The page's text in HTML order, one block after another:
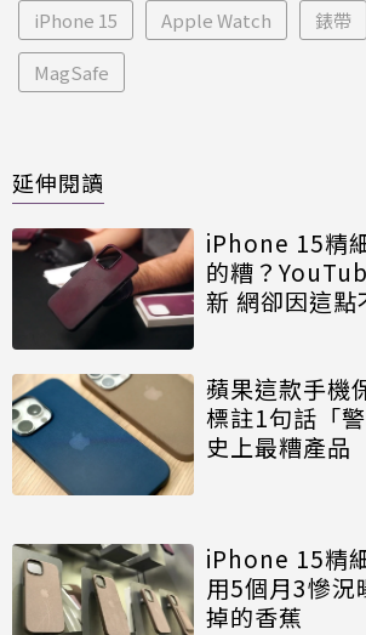
iPhone 15 Apple Watch 錶帶
MagSafe
延伸閱讀
iPhone 15精
的糟？
新 網卻因這點
蘋果這款手機
標註1句話「
史上最糟產品
iPhone 15精
用5個月3慘況
掉的香蕉